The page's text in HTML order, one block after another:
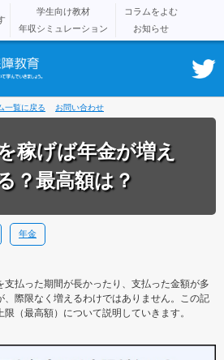
学生向け教材
コラムをよむ
年収シミュレーション
お知らせ
一覧に戻る お問い合わせ
稼げば年金が増え
？最高額は？
年金
支払った期間が長かったり、支払った金額が多
、際限なく増えるわけではありません。この記
（最高額）について説明していきます。